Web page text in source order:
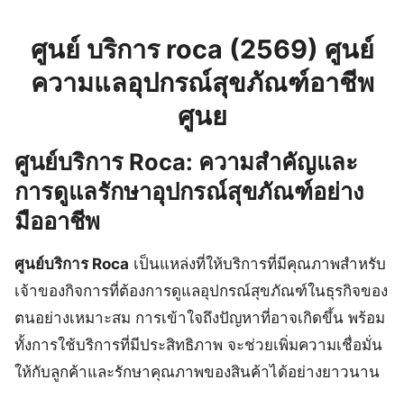
ศูนย์ บริการ roca (2569) ศูนย์
ความแลอุปกรณ์สุขภัณฑ์อาชีพ
ศูนย
ศูนย์บริการ Roca: ความสำคัญและ
การดูแลรักษาอุปกรณ์สุขภัณฑ์อย่าง
มืออาชีพ
ศูนย์บริการ Roca เป็นแหล่งที่ให้บริการที่มีคุณภาพสำหรับ
เจ้าของกิจการที่ต้องการดูแลอุปกรณ์สุขภัณฑ์ในธุรกิจของ
ตนอย่างเหมาะสม การเข้าใจถึงปัญหาที่อาจเกิดขึ้น พร้อม
ทั้งการใช้บริการที่มีประสิทธิภาพ จะช่วยเพิ่มความเชื่อมั่น
ให้กับลูกค้าและรักษาคุณภาพของสินค้าได้อย่างยาวนาน